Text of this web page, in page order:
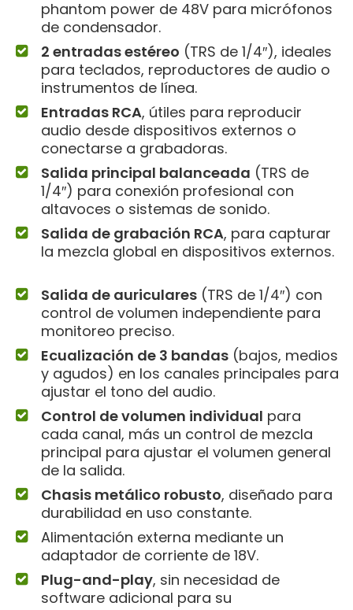
phantom power de 48V para micrófonos
de condensador.
2 entradas estéreo (TRS de 1/4″), ideales
para teclados, reproductores de audio o
instrumentos de línea.
Entradas RCA, útiles para reproducir
audio desde dispositivos externos o
conectarse a grabadoras.
Salida principal balanceada (TRS de
1/4″) para conexión profesional con
altavoces o sistemas de sonido.
Salida de grabación RCA, para capturar
la mezcla global en dispositivos externos.
Salida de auriculares (TRS de 1/4″) con
control de volumen independiente para
monitoreo preciso.
Ecualización de 3 bandas (bajos, medios
y agudos) en los canales principales para
ajustar el tono del audio.
Control de volumen individual para
cada canal, más un control de mezcla
principal para ajustar el volumen general
de la salida.
Chasis metálico robusto, diseñado para
durabilidad en uso constante.
Alimentación externa mediante un
adaptador de corriente de 18V.
Plug-and-play, sin necesidad de
software adicional para su